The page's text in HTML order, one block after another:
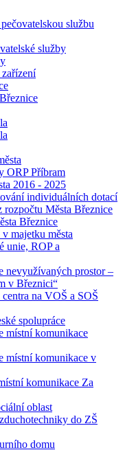
službu
služby
ORP Příbram
2016 - 2025
individuálních dotací
rozpočtu Města Březnice
Březnice
majetku města
unie, ROP a
nevyužívaných prostor –
v Březnici“
na VOŠ a SOŠ
spolupráce
místní komunikace
místní komunikace v
komunikace Za
oblast
do ZŠ
domu